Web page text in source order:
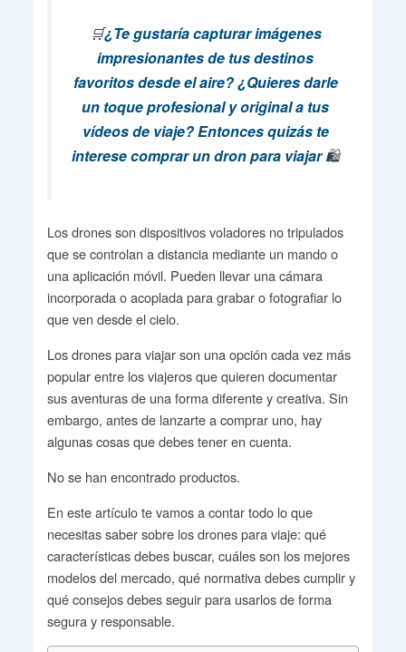
🛒¿Te gustaría capturar imágenes
impresionantes de tus destinos
favoritos desde el aire? ¿Quieres darle
un toque profesional y original a tus
vídeos de viaje? Entonces quizás te
interese comprar un dron para viajar🛍️
Los drones son dispositivos voladores no tripulados
que se controlan a distancia mediante un mando o
una aplicación móvil. Pueden llevar una cámara
incorporada o acoplada para grabar o fotografiar lo
que ven desde el cielo.
Los drones para viajar son una opción cada vez más
popular entre los viajeros que quieren documentar
sus aventuras de una forma diferente y creativa. Sin
embargo, antes de lanzarte a comprar uno, hay
algunas cosas que debes tener en cuenta.
No se han encontrado productos.
En este artículo te vamos a contar todo lo que
necesitas saber sobre los drones para viaje: qué
características debes buscar, cuáles son los mejores
modelos del mercado, qué normativa debes cumplir y
qué consejos debes seguir para usarlos de forma
segura y responsable.